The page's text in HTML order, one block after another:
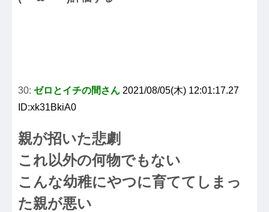
30: ゼロとイチの間さん 2021/08/05(木) 12:01:17.27
ID:xk31BkiA0
親が招いた悲劇
これ以外の何物でもない
こんな幼稚にやつに育ててしまっ
た親が悪い